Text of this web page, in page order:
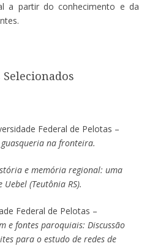
a partir do conhecimento e da
Federal de Pelotas –
na fronteira.
e memória regional: uma
(Teutônia RS).
Federal de Pelotas –
e fontes paroquiais: Discussão
para o estudo de redes de